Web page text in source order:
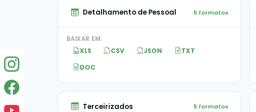
Detalhamento de Pessoal 5 formatos
BAIXAR EM:
XLS CSV JSON
TXT
DOC
Terceirizados 5 formatos